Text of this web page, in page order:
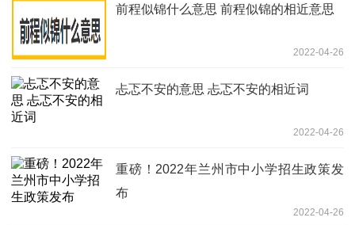
前程似锦什么意思 前程似锦的相近意思
2022-04-26
忐忑不安的意思 忐忑不安的相近词
2022-04-26
重磅！2022年兰州市中小学招生政策发
布
2022-04-26